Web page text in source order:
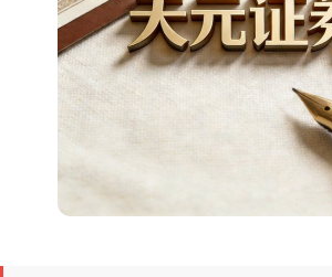
沪深300 -6.85